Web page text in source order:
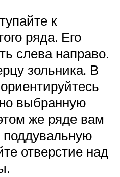
к
ряда. Его
слева направо.
зольника. В
выбранную
же ряде вам
отверстие над